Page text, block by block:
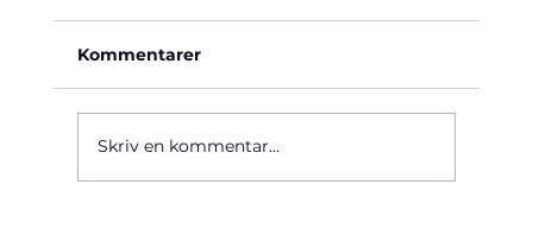
Kommentarer
Skriv en kommentar...